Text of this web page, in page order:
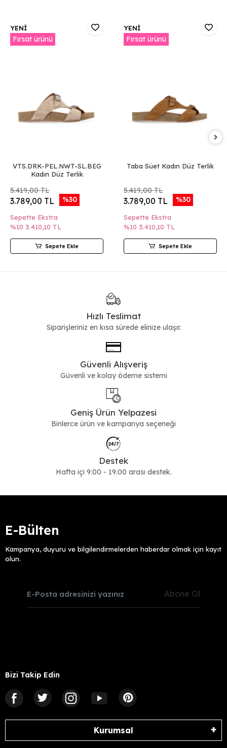
YENİ
Fırsat ürünü
VTS.DRK-PEL.NWT-SL.BEG
Kadın Düz Terlik
5.419,00 TL
3.789,00 TL %30
Sepette Ekstra
%10 3.410,10 TL
Sepete Ekle
YENİ
Fırsat ürünü
Taba Süet Kadın Düz Terlik
5.419,00 TL
3.789,00 TL %30
Sepette Ekstra
%10 3.410,10 TL
Sepete Ekle
Hızlı Teslimat
Siparişleriniz en kısa sürede elinize ulaşır.
Güvenli Alışveriş
Güvenli ve kolay ödeme sistemi
Geniş Ürün Yelpazesi
Binlerce ürün ve kampanya seçeneği
Destek
Hafta içi 9:00 - 19:00 arası destek.
E-Bülten
Kampanya, duyuru ve bilgilendirmelerden haberdar olmak için kayıt
olun.
Abone Ol
Bizi Takip Edin
Kurumsal